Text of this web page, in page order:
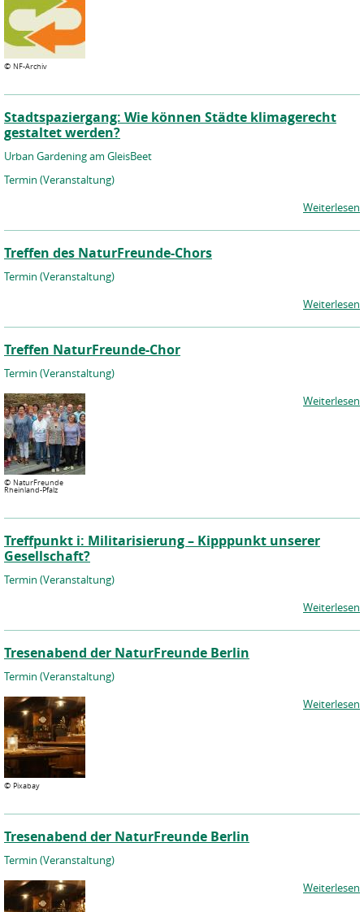
© NF-Archiv
Stadtspaziergang: Wie können Städte klimagerecht
gestaltet werden?
Urban Gardening am GleisBeet
Termin (Veranstaltung)
Weiterlesen
Treffen des NaturFreunde-Chors
Termin (Veranstaltung)
Weiterlesen
Treffen NaturFreunde-Chor
Termin (Veranstaltung)
© NaturFreunde
Rheinland-Pfalz
Weiterlesen
Treffpunkt i: Militarisierung – Kipppunkt unserer
Gesellschaft?
Termin (Veranstaltung)
Weiterlesen
Tresenabend der NaturFreunde Berlin
Termin (Veranstaltung)
© Pixabay
Weiterlesen
Tresenabend der NaturFreunde Berlin
Termin (Veranstaltung)
Weiterlesen